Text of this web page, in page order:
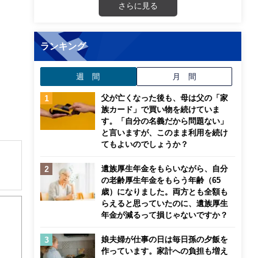
き
さらに見る
ランキング
週 間 月 間
父が亡くなった後も、母は父の「家
族カード」で買い物を続けていま
す。「自分の名義だから問題ない」
と言いますが、このまま利用を続け
てもよいのでしょうか？
遺族厚生年金をもらいながら、自分
の老齢厚生年金をもらう年齢（65
歳）になりました。両方とも全額も
らえると思っていたのに、遺族厚生
年金が減るって損じゃないですか？
娘夫婦が仕事の日は毎日孫の夕飯を
作っています。家計への負担も増え